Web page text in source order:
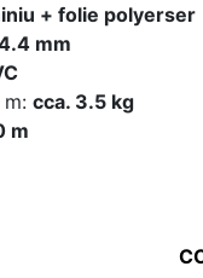
+ folie polyerser
mm
cca. 3.5 kg
m